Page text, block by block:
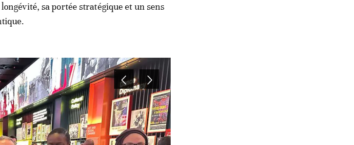
sa portée stratégique et un sens